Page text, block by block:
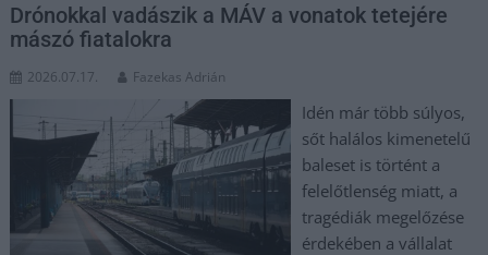
Drónokkal vadászik a MÁV a vonatok tetejére
mászó fiatalokra
2026.07.17. Fazekas Adrián
Idén már több súlyos,
sőt halálos kimenetelű
baleset is történt a
felelőtlenség miatt, a
tragédiák megelőzése
érdekében a vállalat